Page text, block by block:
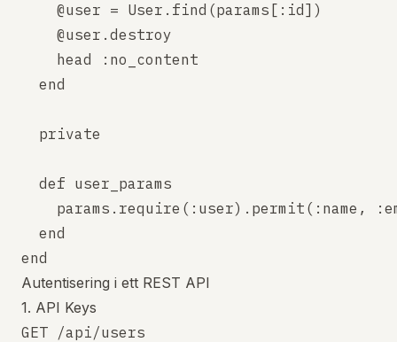
    @user = User.find(params[:id])
    @user.destroy
    head :no_content
  end
  private
  def user_params
params.require(:user).permit(:name,
  end
Autentisering i ett REST API
1. API Keys
GET /api/users